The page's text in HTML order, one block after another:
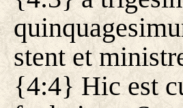
stent et
{4:4} Hic est